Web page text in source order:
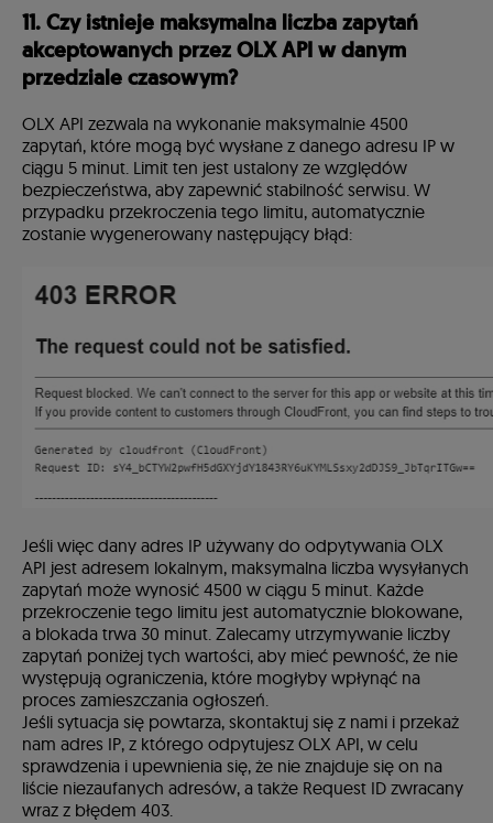
11. Czy istnieje maksymalna liczba zapytań
akceptowanych przez OLX API w danym
przedziale czasowym?
OLX API zezwala na wykonanie maksymalnie 4500
zapytań, które mogą być wysłane z danego adresu IP w
ciągu 5 minut. Limit ten jest ustalony ze względów
bezpieczeństwa, aby zapewnić stabilność serwisu. W
przypadku przekroczenia tego limitu, automatycznie
zostanie wygenerowany następujący błąd:
Jeśli więc dany adres IP używany do odpytywania OLX
API jest adresem lokalnym, maksymalna liczba wysyłanych
zapytań może wynosić 4500 w ciągu 5 minut. Każde
przekroczenie tego limitu jest automatycznie blokowane,
a blokada trwa 30 minut. Zalecamy utrzymywanie liczby
zapytań poniżej tych wartości, aby mieć pewność, że nie
występują ograniczenia, które mogłyby wpłynąć na
proces zamieszczania ogłoszeń.
Jeśli sytuacja się powtarza, skontaktuj się z nami i przekaż
nam adres IP, z którego odpytujesz OLX API, w celu
sprawdzenia i upewnienia się, że nie znajduje się on na
liście niezaufanych adresów, a także Request ID zwracany
wraz z błędem 403.